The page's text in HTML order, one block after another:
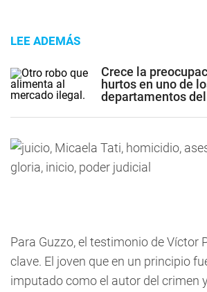
LEE ADEMÁS
Crece la
hurtos en uno de
departamentos
Para Guzzo, el testimonio de Víctor
clave. El joven que en un principio
imputado como el autor del crimen